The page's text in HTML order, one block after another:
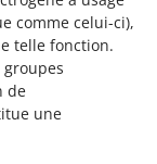
comme celui-ci),
telle fonction.
groupes
de
une